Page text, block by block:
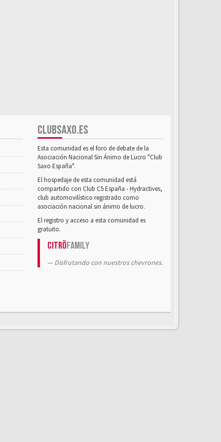
CLUBSAXO.ES
Esta comunidad es el foro de debate de la
Asociación Nacional Sin Ánimo de Lucro "Club
Saxo España".
El hospedaje de esta comunidad está
compartido con Club C5 España - Hydractives,
club automovilístico registrado como
asociación nacional sin ánimo de lucro.
El registro y acceso a esta comunidad es
gratuito.
CitröFamily
Disfrutando con nuestros chevrones.